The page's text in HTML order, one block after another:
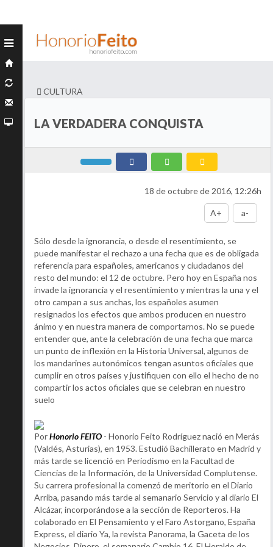
CULTURA
LA VERDADERA CONQUISTA
18 de octubre de 2016, 12:26h
A+ a-
Sólo desde la ignorancia, o desde el resentimiento, se
puede manifestar el rechazo a una fecha que es de obligada
referencia para españoles, americanos y ciudadanos del
resto del mundo: el 12 de octubre. Pero hoy en España nos
invade la ignorancia y el resentimiento y mientras la una y el
otro campan a sus anchas, los españoles asumen
resignados los efectos que ambos producen en nuestro
ánimo y en nuestra manera de comportarnos. No se puede
entender que, ante la celebración de una fecha que marca
un punto de inflexión en la Historia Universal, algunos de
los mandarines autonómicos tengan asuntos oficiales que
cumplir en otros países y justifiquen con ello el hecho de no
compartir los actos oficiales que se celebran en nuestro
suelo
PorHonorio FEITO - Honorio Feito Rodríguez nació en Merás
(Valdés, Asturias), en 1953. Estudió Bachillerato en Madrid y
más tarde se licenció en Periodismo en la Facultad de
Ciencias de la Información, de la Universidad Complutense.
Su carrera profesional la comenzó de meritorio en el Diario
Arriba, pasando más tarde al semanario Servicio y al diario El
Alcázar, incorporándose a la sección de Reporteros. Ha
colaborado en El Pensamiento y el Faro Astorgano, España
Express, el diario Ya, la revista Panorama, la Gaceta de los